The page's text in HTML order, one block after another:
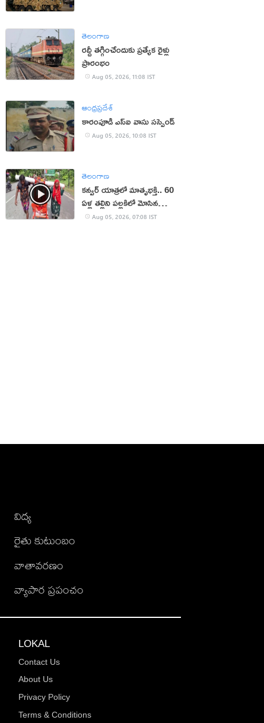
తెలంగాణ
రద్దీ తగ్గించేందుకు ప్రత్యేక రైళ్లు
ప్రారంభం
Aug 05, 2026, 11:08 IST
ఆంధ్రప్రదేశ్
కారంపూడి ఎస్ఐ వాసు స‌స్పెండ్‌
Aug 05, 2026, 10:08 IST
తెలంగాణ
కన్వర్ యాత్రలో మాతృభక్తి.. 60
ఏళ్ల తల్లిని పల్లకిలో మోసిన
కొడుకు, కోడలు!
Aug 05, 2026, 07:08 IST
విద్య
రైతు కుటుంబం
వాతావరణం
వ్యాపార ప్రపంచం
LOKAL
Contact Us
About Us
Privacy Policy
Terms & Conditions